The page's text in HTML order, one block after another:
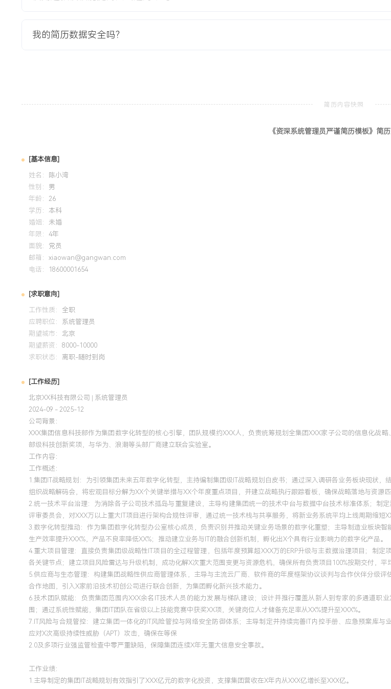
户与XX家实施商。
2.实施路径设计：规划分步实施路径，设计“先试点、后推广”的推进策略；确定先导业务
沟通机制与绩效评价体系；每周主持项目协调会，跟踪XXX余项关键任务，管理范围、进
4.重大决策与冲突仲裁：作为最高决策层与项目团队之间的桥梁，负责审批重大变更请
求，仲裁跨部门、跨公司的业务流程冲突与资源争执，确保项目目标不受局部利益干扰。
5.变革管理与推广：主导制定全面的变革管理计划，包括大规模培训、沟通宣导与组织适
配；亲自面向中高层管理者进行多次专题宣讲，为项目成功上线营造有利的组织氛围。
项目业绩：
功的超大型IT项目。
X天，效率提升超过XXX%。
X.X%，每年因数据错误导致的运营损失减少XXX万元。
4.一体化平台支持了集团近两年新并购的X家子公司快速整合接入，整合周期从以往平均X
年缩短至X个月。
获省级企业管理现代化创新成果一等奖。
教育背景
2020-09 -2024-07 华南理工大学 信息管理与信息系统本科
系统学习了管理科学与信息技术融合的核心知识体系，具备将技术应用于解决复杂管理问
题的思维基础。掌握大型数据库设计与优化、企业架构理论，毕业设计课题《基于数据仓
库的集团决策支持系统原型》获优秀评价。
自我评价
工作背景：拥有超过XX年大型集团企业信息化建设与全面管理经验，深度参与从技术执行
到战略规划的完整职业生涯，精通集团级IT战略制定、复杂项目群管理、技术平台治理与
数字化转型。战略领导力：善于将业务战略转化为可执行的IT蓝图，主导制定的IT战略有效
高复杂度组织变革的成功经验，主持的集团ERP一体化项目在预算内按期交付，彻底重塑
核心业务流程，运营效率提升XXX%。卓越运营力：通过建立统一技术平台与精细化治理
体系，推动集团IT从成本中心向价值中心转变，年均实现显性成本节约超XXX万元，运营
风险显著降低。团队发展力：注重技术团队的能力体系与文化建设，打造的赋能机制使团
队整体能力与行业影响力持续提升，为集团储备了坚实的技术领导力梯队。个人特质：具
备极强的系统性思维、高层沟通协调能力与战略定力，能够在高度不确定性与多方博弈中
导者。
我的简历数据安全吗？
《资深系统管理员严谨简历模板》简
[基本信息]
姓名：
陈小湾
性别： 男
年龄： 26
学历： 本科
婚姻： 未婚
年限： 4年
面貌： 党员
邮箱： xiaowan@gangwan.com
电话：
18600001654
[求职意向]
工作性质： 全职
应聘职位： 系统管理员
期望城市： 北京
期望薪资： 8000-10000
求职状态： 离职-随时到岗
[工作经历]
北京XX科技有限公司 | 系统管理员
2024-09 - 2025-12
公司背景：
XXX集团信息科技部作为集团数字化转型的核心引擎，团队规模约XXX人，负责统筹规划全集团XXX家子公司的信息化战
部级科技创新奖项，与华为、浪潮等头部厂商建立联合实验室。
工作内容：
工作概述：
1.集团IT战略规划：为引领集团未来五年数字化转型，主持编制集团级IT战略规划白皮书；通过深入调研各业务板块现状
组织战略解码会，将宏观目标分解为XX个关键举措与XX个年度重点项目，并建立战略执行跟踪看板，确保战略落地与资源匹
2.统一技术平台治理：为消除各子公司技术孤岛与重复建设，主导构建集团统一的技术中台与数据中台技术标准体系；制
评审委员会，对XXX万以上重大IT项目进行架构合规性评审，通过统一技术栈与共享服务，将新业务系统平均上线周期缩短
3.数字化转型推动：作为集团数字化转型办公室核心成员，负责识别并推动关键业务场景的数字化重塑；主导制造业板块
生产效率提升XXX%，产品不良率降低XX%；推动建立业务与IT的融合创新机制，孵化出X个具有行业影响力的数字化产品。
4.重大项目管理：直接负责集团级战略性IT项目的全过程管理，包括年度预算超XXX万的ERP升级与主数据治理项目；制
各关键节点；建立项目风险雷达与升级机制，成功化解X次重大范围变更与资源危机，确保所有负责项目100%按期交付，平
5.供应商与生态管理：构建集团战略性供应商管理体系，主导与主流云厂商、软件商的年度框架协议谈判与合作伙伴分级
合作地图，引入X家前沿技术初创公司进行联合创新，为集团孵化新兴技术能力。
6.技术团队赋能：负责集团范围内XXX余名IT技术人员的能力发展与梯队建设；设计并推行覆盖从新人到专家的多通道
围；通过系统性赋能，集团IT团队在省级以上技能竞赛中获奖XX项，关键岗位人才储备充足率从XX%提升至XXX%。
7.IT风险与合规管控：建立集团一体化的IT风险管控与网络安全防御体系；主导制定并持续完善IT内控手册、应急预案库
应对X次高级持续性威胁（APT）攻击，确保在等保
2.0及多项行业强监管检查中零严重缺陷，保障集团连续X年无重大信息安全事故。
工作业绩：
1.主导制定的集团IT战略规划有效指引了XXX亿元的数字化投资，支撑集团营收在X年内从XXX亿增长至XXX亿。